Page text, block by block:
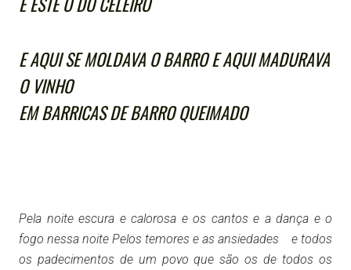
E AQUI SE MOLDAVA O BARRO E AQUI MADURAVA
O VINHO
EM BARRICAS DE BARRO QUEIMADO
Pela noite escura e calorosa e os cantos e a dança e o
fogo nessa noite Pelos temores e as ansiedades e todos
os padecimentos de um povo que são os de todos os